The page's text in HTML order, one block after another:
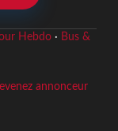
Hebdo· Bus &
annonceur